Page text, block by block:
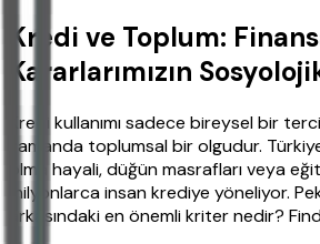
Kredi ve Toplum:
Kararlarımızın
Kredi kullanımı sadece bireysel bir
zamanda toplumsal bir olgudur.
olma hayali, düğün masrafları veya
milyonlarca insan krediye yöneliyor.
arkasındaki en önemli kriter nedir?